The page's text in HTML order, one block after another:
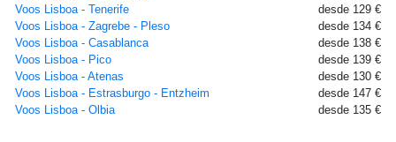
Voos Lisboa - Tenerife
desde 129 €
Voos Lisboa - Zagrebe - Pleso
desde 134 €
Voos Lisboa - Casablanca
desde 138 €
Voos Lisboa - Pico
desde 139 €
Voos Lisboa - Atenas
desde 130 €
Voos Lisboa - Estrasburgo - Entzheim
desde 147 €
Voos Lisboa - Olbia
desde 135 €